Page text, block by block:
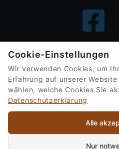
-
INFORMATIONEN
Garni - Hotel Am Burghügel
Innichen / Fam. Bergmann
Freisingerstr. 6/A
Südtirol/Italien
+39 0474 913604
Cookie-Einstellungen
Wir verwenden Cookies, um
Erfahrung auf unserer
wählen, welche Cookies Sie
Datenschutzerklärung
Alle
Nur